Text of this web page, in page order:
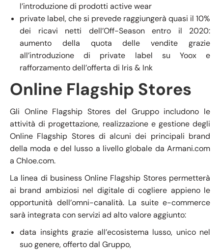
l’introduzione di prodotti active wear
private label, che si prevede raggiungerà quasi il 10%
dei ricavi netti dell’Off-Season entro il 2020:
aumento della quota delle vendite grazie
all’introduzione di private label su Yoox e
rafforzamento dell’offerta di Iris & Ink
Online Flagship Stores
Gli Online Flagship Stores del Gruppo includono le
attività di progettazione, realizzazione e gestione degli
Online Flagship Stores di alcuni dei principali brand
della moda e del lusso a livello globale da Armani.com
a Chloe.com.
La linea di business Online Flagship Stores permetterà
ai brand ambiziosi nel digitale di cogliere appieno le
opportunità dell’omni-canalità. La suite e-commerce
sarà integrata con servizi ad alto valore aggiunto:
data insights grazie all’ecosistema lusso, unico nel
suo genere, offerto dal Gruppo,